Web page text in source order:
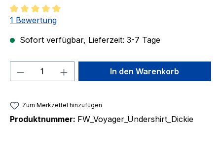
Durchschnittliche Bewertung von 5 von 5 Sternen
1 Bewertung
Sofort verfügbar, Lieferzeit: 3-7 Tage
Produkt Anzahl: Gib denIn den Warenkorb
Zum Merkzettel hinzufügen
Produktnummer: FW_Voyager_Undershirt_Dickie